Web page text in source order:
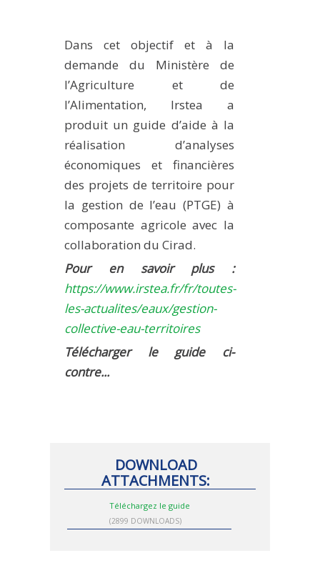
Dans cet objectif et à la
demande du Ministère de
l’Agriculture et de
l’Alimentation, Irstea a
produit un guide d’aide à la
réalisation d’analyses
économiques et financières
des projets de territoire pour
la gestion de l’eau (PTGE) à
composante agricole avec la
collaboration du Cirad.
Pour en savoir plus :
https://www.irstea.fr/fr/toutes-
les-actualites/eaux/gestion-
collective-eau-territoires
Télécharger le guide ci-
contre...
DOWNLOAD
ATTACHMENTS:
Téléchargez le guide
(2899 DOWNLOADS)